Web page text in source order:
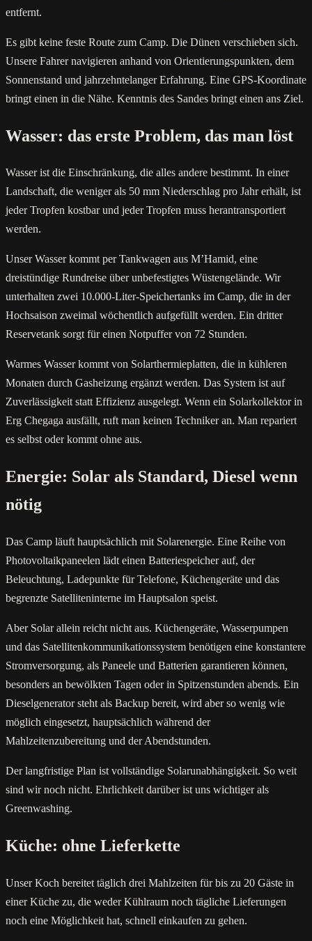
entfernt.
Es gibt keine feste Route zum Camp. Die Dünen verschieben sich.
Unsere Fahrer navigieren anhand von Orientierungspunkten, dem
Sonnenstand und jahrzehntelanger Erfahrung. Eine GPS-Koordinate
bringt einen in die Nähe. Kenntnis des Sandes bringt einen ans Ziel.
Wasser: das erste Problem, das man löst
Wasser ist die Einschränkung, die alles andere bestimmt. In einer
Landschaft, die weniger als 50 mm Niederschlag pro Jahr erhält, ist
jeder Tropfen kostbar und jeder Tropfen muss herantransportiert
werden.
Unser Wasser kommt per Tankwagen aus M’Hamid, eine
dreistündige Rundreise über unbefestigtes Wüstengelände. Wir
unterhalten zwei 10.000-Liter-Speichertanks im Camp, die in der
Hochsaison zweimal wöchentlich aufgefüllt werden. Ein dritter
Reservetank sorgt für einen Notpuffer von 72 Stunden.
Warmes Wasser kommt von Solarthermieplatten, die in kühleren
Monaten durch Gasheizung ergänzt werden. Das System ist auf
Zuverlässigkeit statt Effizienz ausgelegt. Wenn ein Solarkollektor in
Erg Chegaga ausfällt, ruft man keinen Techniker an. Man repariert
es selbst oder kommt ohne aus.
Energie: Solar als Standard, Diesel wenn
nötig
Das Camp läuft hauptsächlich mit Solarenergie. Eine Reihe von
Photovoltaikpaneelen lädt einen Batteriespeicher auf, der
Beleuchtung, Ladepunkte für Telefone, Küchengeräte und das
begrenzte Satelliteninterne im Hauptsalon speist.
Aber Solar allein reicht nicht aus. Küchengeräte, Wasserpumpen
und das Satellitenkommunikationssystem benötigen eine konstantere
Stromversorgung, als Paneele und Batterien garantieren können,
besonders an bewölkten Tagen oder in Spitzenstunden abends. Ein
Dieselgenerator steht als Backup bereit, wird aber so wenig wie
möglich eingesetzt, hauptsächlich während der
Mahlzeitenzubereitung und der Abendstunden.
Der langfristige Plan ist vollständige Solarunabhängigkeit. So weit
sind wir noch nicht. Ehrlichkeit darüber ist uns wichtiger als
Greenwashing.
Küche: ohne Lieferkette
Unser Koch bereitet täglich drei Mahlzeiten für bis zu 20 Gäste in
einer Küche zu, die weder Kühlraum noch tägliche Lieferungen
noch eine Möglichkeit hat, schnell einkaufen zu gehen.